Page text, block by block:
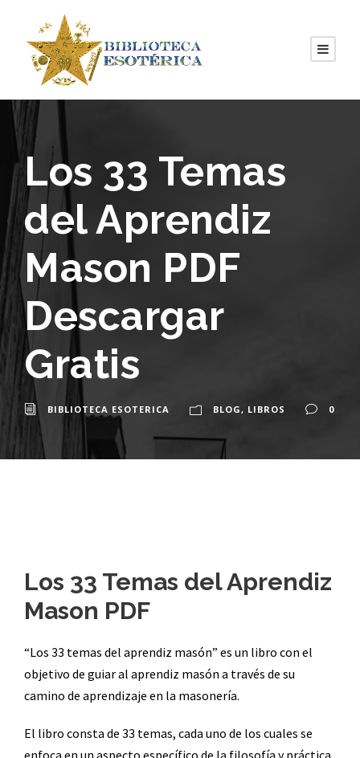
Los 33 Temas
del Aprendiz
Mason PDF
Descargar
Gratis
BIBLIOTECA ESOTERICA BLOG, LIBROS 0
Los 33 Temas del Aprendiz
Mason PDF
“Los 33 temas del aprendiz masón” es un libro con el
objetivo de guiar al aprendiz masón a través de su
camino de aprendizaje en la masonería.
El libro consta de 33 temas, cada uno de los cuales se